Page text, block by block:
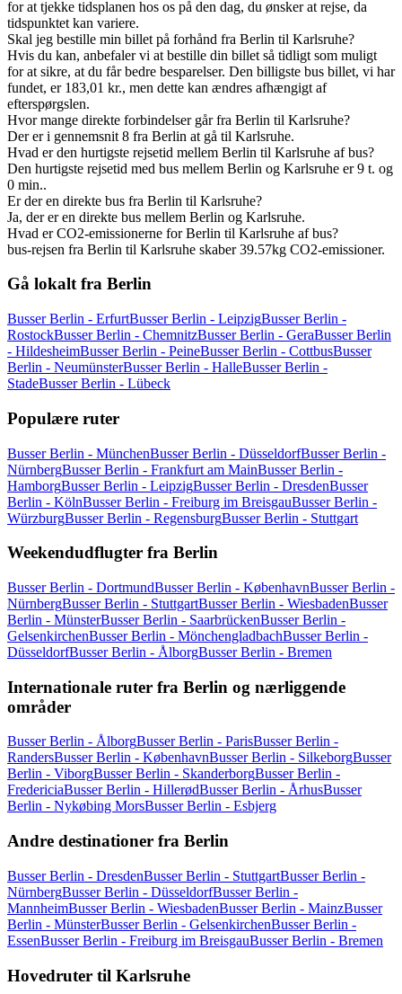
for at tjekke tidsplanen hos os på den dag, du ønsker at rejse, da
tidspunktet kan variere.
Skal jeg bestille min billet på forhånd fra Berlin til Karlsruhe?
Hvis du kan, anbefaler vi at bestille din billet så tidligt som muligt
for at sikre, at du får bedre besparelser. Den billigste bus billet, vi har
fundet, er 183,01 kr., men dette kan ændres afhængigt af
efterspørgslen.
Hvor mange direkte forbindelser går fra Berlin til Karlsruhe?
Der er i gennemsnit 8 fra Berlin at gå til Karlsruhe.
Hvad er den hurtigste rejsetid mellem Berlin til Karlsruhe af bus?
Den hurtigste rejsetid med bus mellem Berlin og Karlsruhe er 9 t. og
0 min..
Er der en direkte bus fra Berlin til Karlsruhe?
Ja, der er en direkte bus mellem Berlin og Karlsruhe.
Hvad er CO2-emissionerne for Berlin til Karlsruhe af bus?
bus-rejsen fra Berlin til Karlsruhe skaber 39.57kg CO2-emissioner.
Gå lokalt fra Berlin
Busser Berlin - ErfurtBusser Berlin - LeipzigBusser Berlin -
RostockBusser Berlin - ChemnitzBusser Berlin - GeraBusser Berlin
- HildesheimBusser Berlin - PeineBusser Berlin - CottbusBusser
Berlin - NeumünsterBusser Berlin - HalleBusser Berlin -
StadeBusser Berlin - Lübeck
Populære ruter
Busser Berlin - MünchenBusser Berlin - DüsseldorfBusser Berlin -
NürnbergBusser Berlin - Frankfurt am MainBusser Berlin -
HamborgBusser Berlin - LeipzigBusser Berlin - DresdenBusser
Berlin - KölnBusser Berlin - Freiburg im BreisgauBusser Berlin -
WürzburgBusser Berlin - RegensburgBusser Berlin - Stuttgart
Weekendudflugter fra Berlin
Busser Berlin - DortmundBusser Berlin - KøbenhavnBusser Berlin -
NürnbergBusser Berlin - StuttgartBusser Berlin - WiesbadenBusser
Berlin - MünsterBusser Berlin - SaarbrückenBusser Berlin -
GelsenkirchenBusser Berlin - MönchengladbachBusser Berlin -
DüsseldorfBusser Berlin - ÅlborgBusser Berlin - Bremen
Internationale ruter fra Berlin og nærliggende
områder
Busser Berlin - ÅlborgBusser Berlin - ParisBusser Berlin -
RandersBusser Berlin - KøbenhavnBusser Berlin - SilkeborgBusser
Berlin - ViborgBusser Berlin - SkanderborgBusser Berlin -
FredericiaBusser Berlin - HillerødBusser Berlin - ÅrhusBusser
Berlin - Nykøbing MorsBusser Berlin - Esbjerg
Andre destinationer fra Berlin
Busser Berlin - DresdenBusser Berlin - StuttgartBusser Berlin -
NürnbergBusser Berlin - DüsseldorfBusser Berlin -
MannheimBusser Berlin - WiesbadenBusser Berlin - MainzBusser
Berlin - MünsterBusser Berlin - GelsenkirchenBusser Berlin -
EssenBusser Berlin - Freiburg im BreisgauBusser Berlin - Bremen
Hovedruter til Karlsruhe